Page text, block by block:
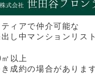
ィアで仲介可能な
し中マンションリス
以上
成約の場合があります